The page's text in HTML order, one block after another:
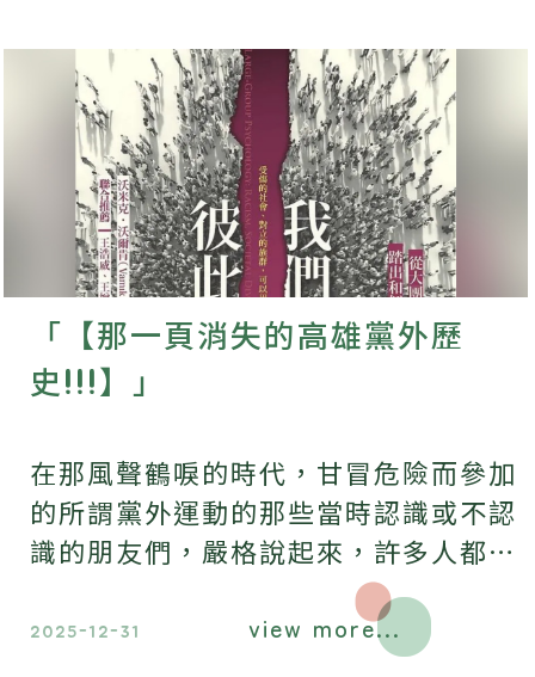
「【那一頁消失的高雄黨外歷
史!!!】」
在那風聲鶴唳的時代，甘冒危險而參加
的所謂黨外運動的那些當時認識或不認
識的朋友們，嚴格說起來，許多人都不
是現在民進黨檯面上的人物。
2025-12-31 view more...